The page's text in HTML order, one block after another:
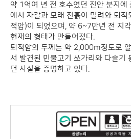
약 1억여 년 전 호수였던 진안 분지에
에서 자갈과 모래 진흙이 밀려와 퇴적
적암)이 되었으며, 약 6~7만년 전 지
현재의 형태가 만들어졌다.
퇴적암의 두께는 약 2,000m정도로
서 발견된 민물고기 쏘가리와 다슬기
던 사실을 증명하고 있다.